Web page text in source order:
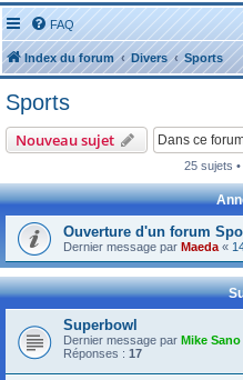
FAQ
Index du forum Divers Sports
Sports
Nouveau sujet
25 sujets
Ouverture d'un forum
Dernier message par Maeda «
Superbowl
Dernier message par Mike Sano
Réponses : 17